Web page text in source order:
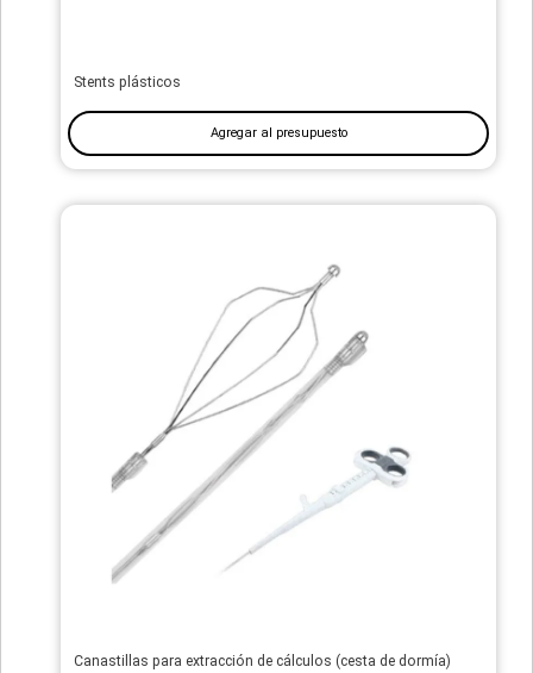
Stents plásticos
Agregar al presupuesto
Canastillas para extracción de cálculos (cesta de dormía)